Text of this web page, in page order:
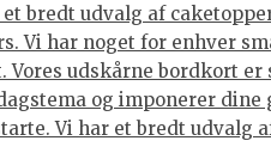
bredt udvalg af
Vi har noget for enhver
udskårne bordkort
og imponerer
Vi har et bredt udvalg